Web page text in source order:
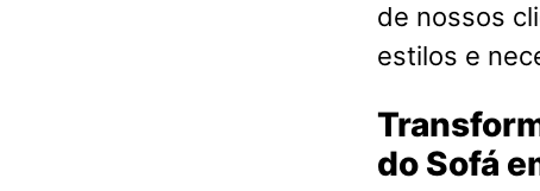
de nossos
estilos e
do Sofá